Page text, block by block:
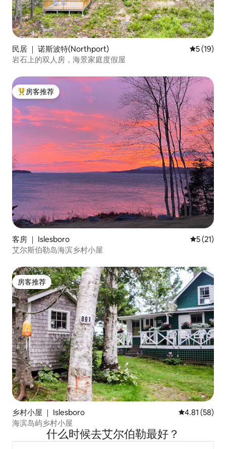
民居 ｜ 诺斯波特(Northport) 平均评分
5 (19)
岩石上的双人房，海景家庭度假屋
热门「房客推荐」
房客推荐
客房 ｜ Islesboro 平均评分
5 (21)
艾尔斯伯勒岛海滨乡村小屋
房客推荐
房客推荐
乡村小屋 ｜ Islesboro 平均评分
4.81 (58)
海滨岛屿乡村小屋
什么时候去艾尔伯勒最好？